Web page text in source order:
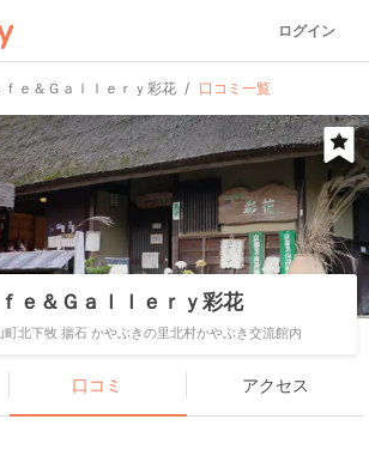
ログイン
ｆｅ＆Ｇａｌｌｅｒｙ彩花 口コミ一覧
ｅ＆Ｇａｌｌｅｒｙ彩花
北下牧 揚石 かやぶきの里北村かやぶき交流館内
口コミ アクセス